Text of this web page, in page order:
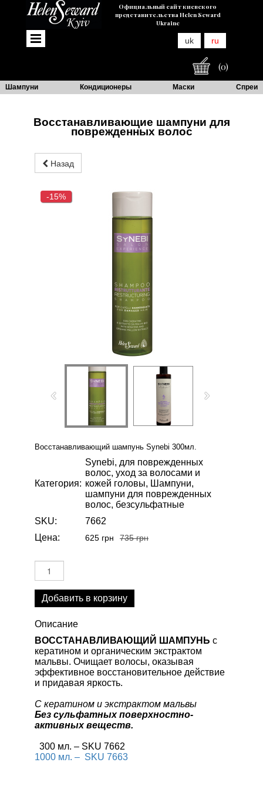
(0)
Официальный сайт киевского
представительства Helen Seward
Ukraine
uk ru
Назад
-15%
Восстанавливающий шампунь Synebi 300мл.
Категория:
Synebi, для поврежденных
волос, уход за волосами и
кожей головы, Шампуни,
шампуни для поврежденных
волос, безсульфатные
SKU:
7662
Цена:
625 грн 735 грн
Добавить в корзину
Описание
ВОССТАНАВЛИВАЮЩИЙ ШАМПУНЬ с
кератином и органическим экстрактом
мальвы. Очищает волосы, оказывая
эффективное восстановительное действие
и придавая яркость.
С кератином и экстрактом мальвы
Без сульфатных поверхностно-
активных веществ.
300 мл. – SKU 7662
1000 мл. – SKU 7663
Восстанавливающие шампуни для
поврежденных волос
Шампуни Кондиционеры Маски Спреи